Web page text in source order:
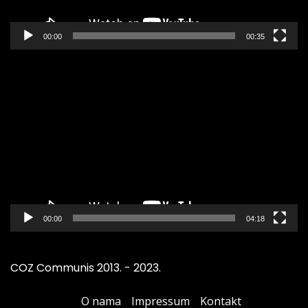
00:00 00:35
00:00 04:18
COZ Communis 2013. - 2023.
O nama Impressum Kontakt